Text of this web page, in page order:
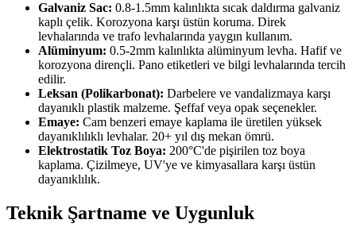
Galvaniz Sac: 0.8-1.5mm kalınlıkta sıcak daldırma galvaniz
kaplı çelik. Korozyona karşı üstün koruma. Direk
levhalarında ve trafo levhalarında yaygın kullanım.
Alüminyum: 0.5-2mm kalınlıkta alüminyum levha. Hafif ve
korozyona dirençli. Pano etiketleri ve bilgi levhalarında tercih
edilir.
Leksan (Polikarbonat): Darbelere ve vandalizmaya karşı
dayanıklı plastik malzeme. Şeffaf veya opak seçenekler.
Emaye: Cam benzeri emaye kaplama ile üretilen yüksek
dayanıklılıklı levhalar. 20+ yıl dış mekan ömrü.
Elektrostatik Toz Boya: 200°C'de pişirilen toz boya
kaplama. Çizilmeye, UV'ye ve kimyasallara karşı üstün
dayanıklılık.
Teknik Şartname ve Uygunluk